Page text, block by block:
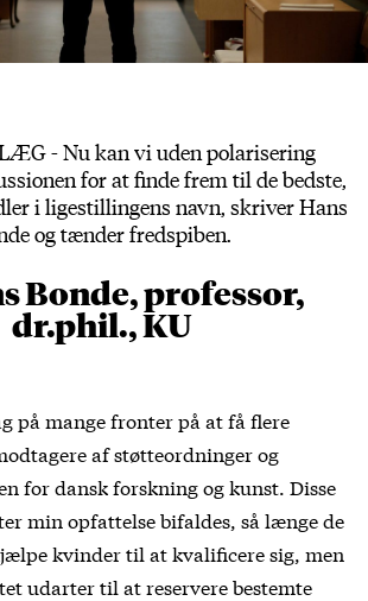
- Nu kan vi uden polarisering
for at finde frem til de bedste,
i ligestillingens navn, skriver Hans
og tænder fredspiben.
Bonde, professor,
dr.phil., KU
på mange fronter på at få flere
af støtteordninger og
for dansk forskning og kunst. Disse
min opfattelse bifaldes, så længe de
kvinder til at kvalificere sig, men
udarter til at reservere bestemte